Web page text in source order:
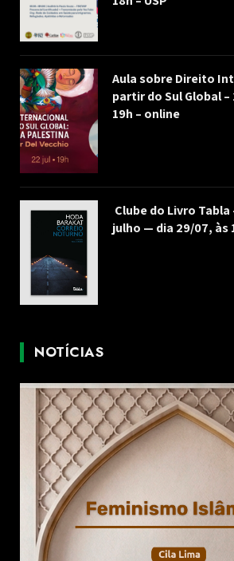
Aula sobre Direito
partir do Sul Global
19h – online
Clube do Livro
julho — dia 29/07, às
NOTÍCIAS